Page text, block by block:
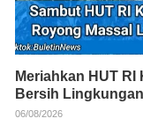
Meriahkan HUT RI
Bersih
06/08/2026